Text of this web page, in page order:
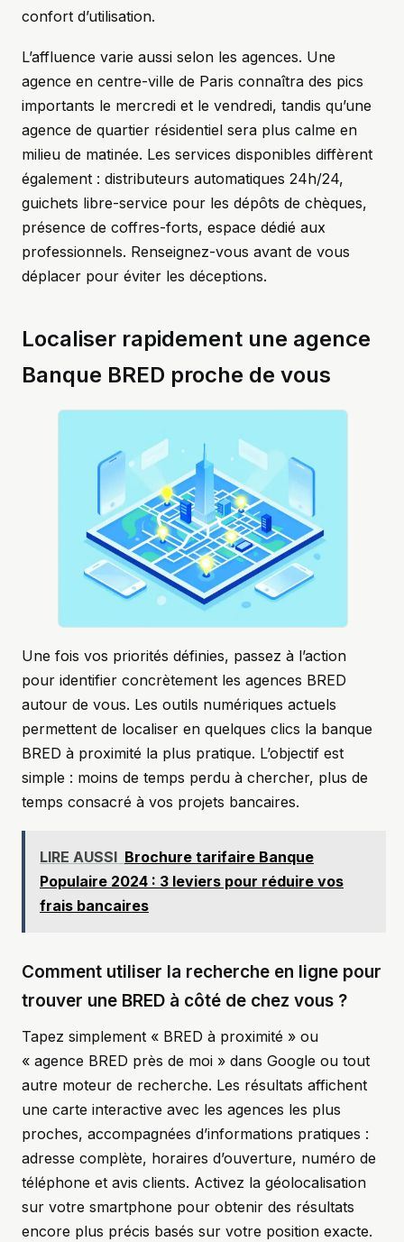
confort d’utilisation.
L’affluence varie aussi selon les agences. Une
agence en centre-ville de Paris connaîtra des pics
importants le mercredi et le vendredi, tandis qu’une
agence de quartier résidentiel sera plus calme en
milieu de matinée. Les services disponibles diffèrent
également : distributeurs automatiques 24h/24,
guichets libre-service pour les dépôts de chèques,
présence de coffres-forts, espace dédié aux
professionnels. Renseignez-vous avant de vous
déplacer pour éviter les déceptions.
Localiser rapidement une agence
Banque BRED proche de vous
Une fois vos priorités définies, passez à l’action
pour identifier concrètement les agences BRED
autour de vous. Les outils numériques actuels
permettent de localiser en quelques clics la banque
BRED à proximité la plus pratique. L’objectif est
simple : moins de temps perdu à chercher, plus de
temps consacré à vos projets bancaires.
LIRE AUSSI Brochure tarifaire Banque
Populaire 2024 : 3 leviers pour réduire vos
frais bancaires
Comment utiliser la recherche en ligne pour
trouver une BRED à côté de chez vous ?
Tapez simplement « BRED à proximité » ou
« agence BRED près de moi » dans Google ou tout
autre moteur de recherche. Les résultats affichent
une carte interactive avec les agences les plus
proches, accompagnées d’informations pratiques :
adresse complète, horaires d’ouverture, numéro de
téléphone et avis clients. Activez la géolocalisation
sur votre smartphone pour obtenir des résultats
encore plus précis basés sur votre position exacte.